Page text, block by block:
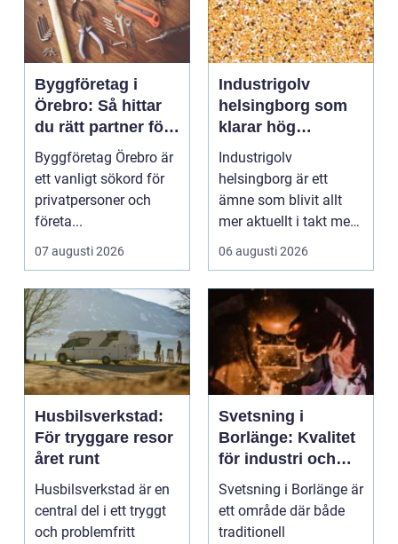
Byggföretag i
Örebro: Så hittar
du rätt partner för
ditt projekt
Byggföretag Örebro är
ett vanligt sökord för
privatpersoner och
företa...
07 augusti 2026
Industrigolv
helsingborg som
klarar hög
belastning och
tuffa krav
Industrigolv
helsingborg är ett
ämne som blivit allt
mer aktuellt i takt med
att fler verksamheter
06 augusti 2026
Husbilsverkstad:
För tryggare resor
året runt
Husbilsverkstad är en
central del i ett tryggt
och problemfritt
Svetsning i
Borlänge: Kvalitet
för industri och
konstruktion
Svetsning i Borlänge är
ett område där både
traditionell